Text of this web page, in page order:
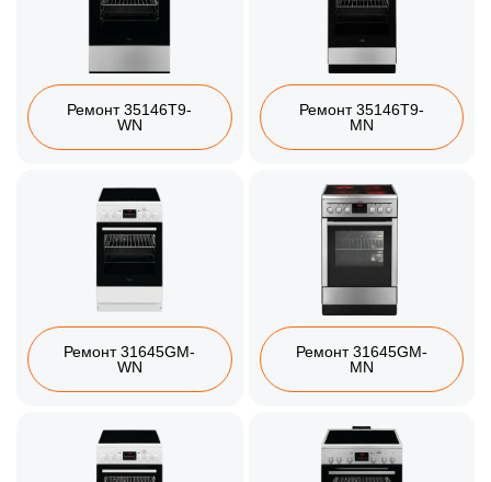
Ремонт 35146T9-
WN
Ремонт 35146T9-
MN
Ремонт 31645GM-
WN
Ремонт 31645GM-
MN